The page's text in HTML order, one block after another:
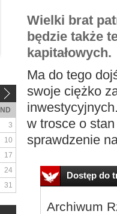
Wielki brat
będzie także
kapitałowych.
Ma do tego
swoje ciężko
w trosce o
sprawdzenie
Dostęp do
Archiwum
ND
3
10
17
24
31